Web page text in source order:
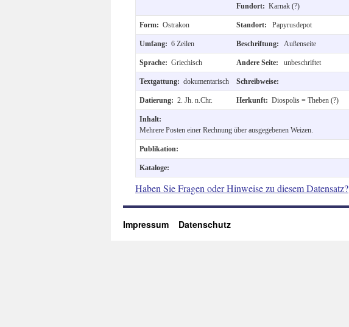
Fundort: Karnak (?)
Form: Ostrakon Standort: Papyrusdepot
Umfang: 6 Zeilen Beschriftung: Außenseite
Sprache: Griechisch Andere Seite: unbeschriftet
Textgattung: dokumentarisch Schreibweise:
Datierung: 2. Jh. n.Chr. Herkunft: Diospolis = Theben (?)
Inhalt:
Mehrere Posten einer Rechnung über ausgegebenen Weizen.
Publikation:
Kataloge:
Haben Sie Fragen oder Hinweise zu diesem Datensatz?
Impressum Datenschutz